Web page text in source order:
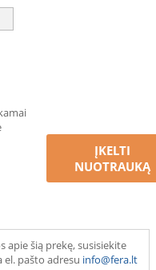
ĮKELTI
NUOTRAUKĄ
šią prekę, susisiekite
el. pašto adresu info@fera.lt